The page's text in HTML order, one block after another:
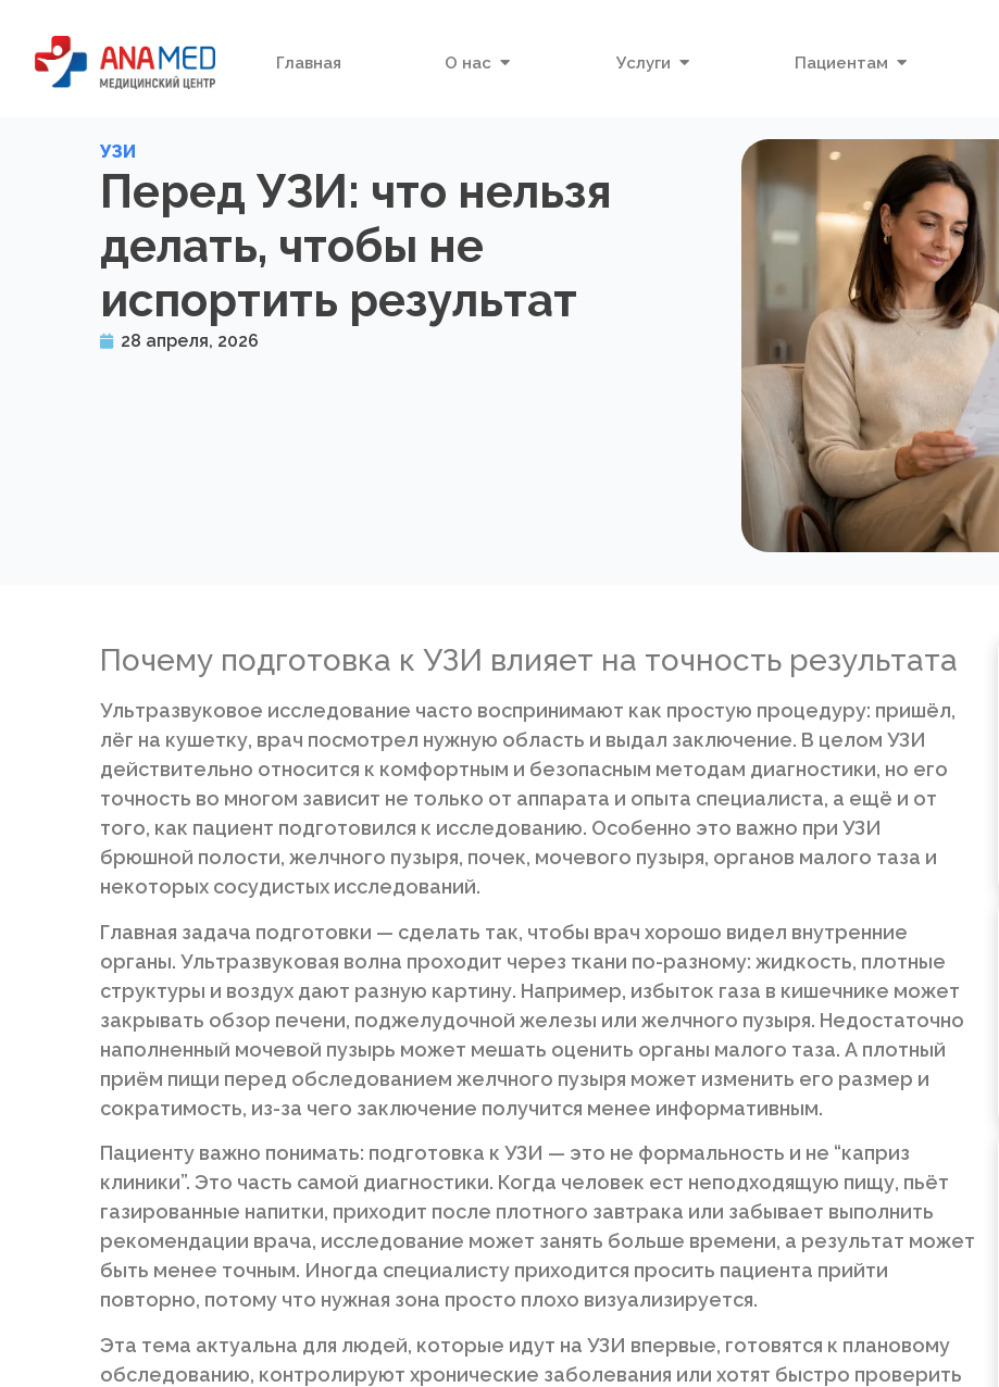
Главная О нас Услуги Пациентам
УЗИ
Перед УЗИ: что нельзя
делать, чтобы не
испортить результат
28 апреля, 2026
Почему подготовка к УЗИ влияет на точность результата
Ультразвуковое исследование часто воспринимают как простую процедуру: пришёл,
лёг на кушетку, врач посмотрел нужную область и выдал заключение. В целом УЗИ
действительно относится к комфортным и безопасным методам диагностики, но его
точность во многом зависит не только от аппарата и опыта специалиста, а ещё и от
того, как пациент подготовился к исследованию. Особенно это важно при УЗИ
брюшной полости, желчного пузыря, почек, мочевого пузыря, органов малого таза и
некоторых сосудистых исследований.
Главная задача подготовки — сделать так, чтобы врач хорошо видел внутренние
органы. Ультразвуковая волна проходит через ткани по-разному: жидкость, плотные
структуры и воздух дают разную картину. Например, избыток газа в кишечнике может
закрывать обзор печени, поджелудочной железы или желчного пузыря. Недостаточно
наполненный мочевой пузырь может мешать оценить органы малого таза. А плотный
приём пищи перед обследованием желчного пузыря может изменить его размер и
сократимость, из-за чего заключение получится менее информативным.
Пациенту важно понимать: подготовка к УЗИ — это не формальность и не “каприз
клиники”. Это часть самой диагностики. Когда человек ест неподходящую пищу, пьёт
газированные напитки, приходит после плотного завтрака или забывает выполнить
рекомендации врача, исследование может занять больше времени, а результат может
быть менее точным. Иногда специалисту приходится просить пациента прийти
повторно, потому что нужная зона просто плохо визуализируется.
Эта тема актуальна для людей, которые идут на УЗИ впервые, готовятся к плановому
обследованию, контролируют хронические заболевания или хотят быстро проверить